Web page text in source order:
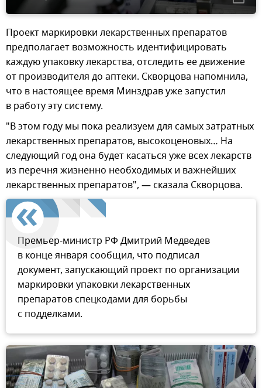
Проект маркировки лекарственных препаратов
предполагает возможность идентифицировать
каждую упаковку лекарства, отследить ее движение
от производителя до аптеки. Скворцова напомнила,
что в настоящее время Минздрав уже запустил
в работу эту систему.
"В этом году мы пока реализуем для самых затратных
лекарственных препаратов, высокоценовых… На
следующий год она будет касаться уже всех лекарств
из перечня жизненно необходимых и важнейших
лекарственных препаратов", — сказала Скворцова.
Премьер-министр РФ Дмитрий Медведев
в конце января сообщил, что подписал
документ, запускающий проект по организации
маркировки упаковки лекарственных
препаратов спецкодами для борьбы
с подделками.